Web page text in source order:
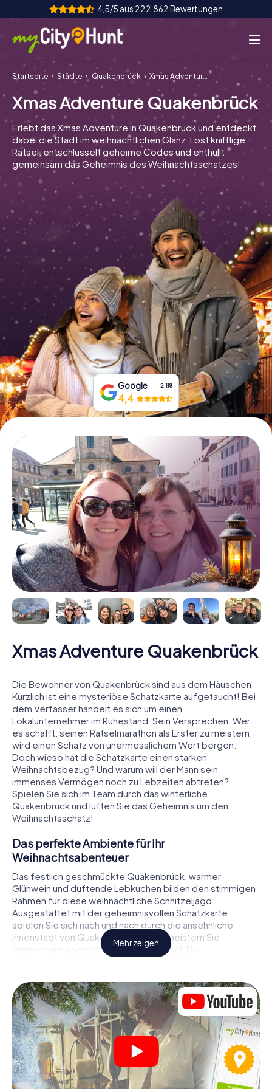
4,5/5 aus 222.862 Bewertungen
So funktioniert's
Städte
Touren
Teamevent
Tickets
INT AT CH
DE
FR UK
IT
NL
Tickets buchen
Gutscheine bestellen
Startseite Städte Quakenbrück Xmas Adventure Quakenbrück
Xmas Adventure Quakenbrück
Erlebt das Xmas Adventure in Quakenbrück und entdeckt
dabei die Stadt im weihnachtlichen Glanz. Löst knifflige
Rätsel, entschlüsselt geheime Codes und enthüllt
gemeinsam das Geheimnis des Weihnachtsschatzes!
Google 2.118
4,4
Xmas Adventure Quakenbrück
Die Bewohner von Quakenbrück sind aus dem Häuschen:
Kürzlich ist eine mysteriöse Schatzkarte aufgetaucht! Bei
dem Verfasser handelt es sich um einen
Lokalunternehmer im Ruhestand. Sein Versprechen: Wer
es schafft, seinen Rätselmarathon als Erster zu meistern,
wird einen Schatz von unermesslichem Wert bergen.
Doch wieso hat die Schatzkarte einen starken
Weihnachtsbezug? Und warum will der Mann sein
immenses Vermögen noch zu Lebzeiten abtreten?
Spielen Sie sich im Team durch das winterliche
Quakenbrück und lüften Sie das Geheimnis um den
Weihnachtsschatz!
Das perfekte Ambiente für Ihr
Weihnachtsabenteuer
Das festlich geschmückte Quakenbrück, warmer
Glühwein und duftende Lebkuchen bilden den stimmigen
Rahmen für diese weihnachtliche Schnitzeljagd.
Ausgestattet mit der geheimnisvollen Schatzkarte
spielen Sie sich nach und nach durch die ansehnliche
Innenstadt von Quakenbrück. Dabei meistern Sie
gemeinsam abwechslungsreiche Rätsel. Die
Weihnachtsthematik zieht sich als roter Faden durch das
erfahren Sie faszinierende Anekdoten rund um das
nahende Weihnachtsfest. Wird es Ihnen gelingen, die
Hinweise richtig zu deuten und anderen Schatzsuchern
stets einen Schritt voraus zu sein?
Der Weihnachtsmarkt von Quakenbrück als
Zwischenstopp
Stellen Sie ein kompetentes Team aus Freunden oder
Mehr zeigen